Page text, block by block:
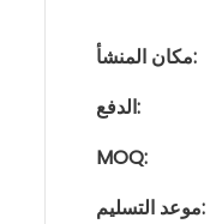
مكان المنشأ:
الدفع:
MOQ:
موعد التسليم: